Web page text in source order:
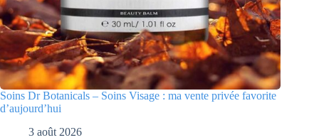
Soins Dr Botanicals – Soins Visage : ma vente privée favorite
d’aujourd’hui
3 août 2026